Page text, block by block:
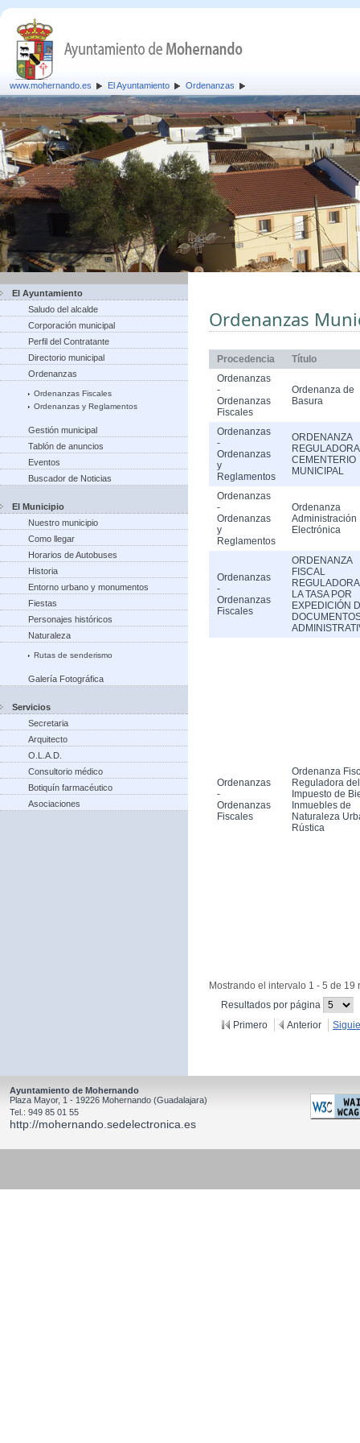
www.mohernando.es El Ayuntamiento Ordenanzas
El Ayuntamiento
Saludo del alcalde
Corporación municipal
Perfil del Contratante
Directorio municipal
Ordenanzas
Ordenanzas Fiscales
Ordenanzas y Reglamentos
Gestión municipal
Tablón de anuncios
Eventos
Buscador de Noticias
El Municipio
Nuestro municipio
Como llegar
Horarios de Autobuses
Historia
Entorno urbano y monumentos
Fiestas
Personajes históricos
Naturaleza
Rutas de senderismo
Galería Fotográfica
Servicios
Secretaria
Arquitecto
O.L.A.D.
Consultorio médico
Botiquín farmacéutico
Asociaciones
Ordenanzas
Procedencia
Título
Ordenanzas
-
Ordenanzas
Fiscales
Ordenanza de
Basura
Ordenanzas
-
Ordenanzas
y
Reglamentos
ORDENANZA
CEMENTERIO
MUNICIPAL
Ordenanzas
-
Ordenanzas
y
Reglamentos
Ordenanza
Administración
Electrónica
Ordenanzas
-
Ordenanzas
Fiscales
ORDENANZA
FISCAL
LA TASA POR
EXPEDICIÓN
Ordenanzas
-
Ordenanzas
Fiscales
Ordenanza
Reguladora del
Impuesto de
Inmuebles de
Naturaleza
Rústica
Mostrando el intervalo 1 - 5 de 19
Resultados por página
Primero
Anterior
Ayuntamiento de Mohernando
Plaza Mayor, 1 - 19226 Mohernando (Guadalajara)
Tel.: 949 85 01 55
http://mohernando.sedelectronica.es